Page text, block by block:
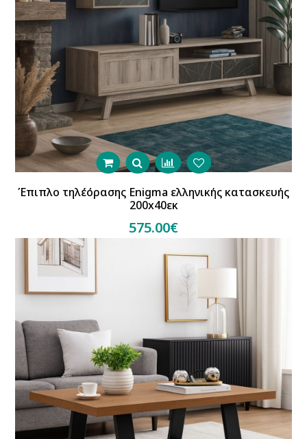
Έπιπλο τηλέόρασης Enigma ελληνικής κατασκευής
200x40εκ
575.00€